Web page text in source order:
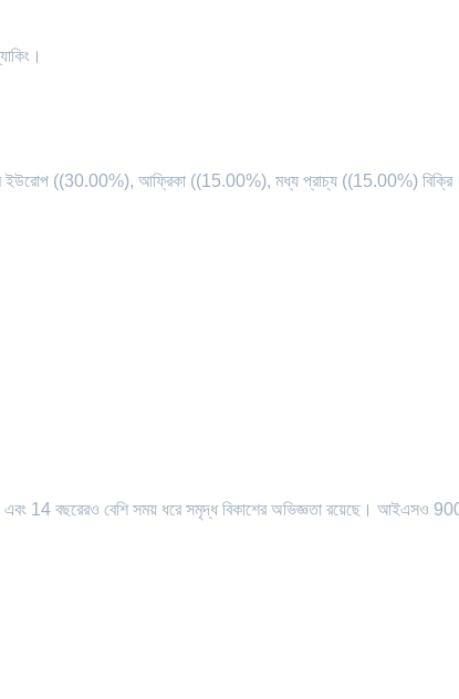
ইউরোপ ((30.00%), আফ্রিকা ((15.00%), মধ্য প্রাচ্য ((15.00%)
এবং 14 বছরেরও বেশি সময় ধরে সমৃদ্ধ বিকাশের অভিজ্ঞতা রয়েছে। আইএসও